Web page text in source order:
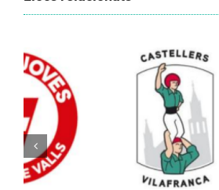
Els Castellers de
patrimoni en un
d’Aran i a la